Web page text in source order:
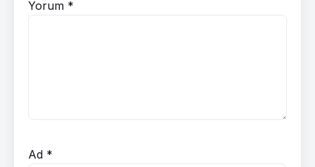
Yorum *
Ad *